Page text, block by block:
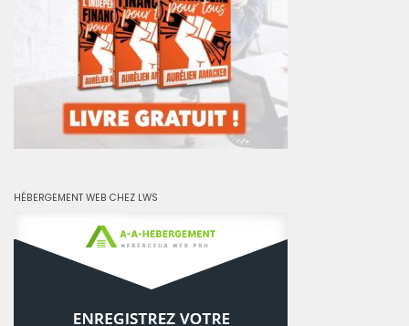
HÉBERGEMENT WEB CHEZ LWS